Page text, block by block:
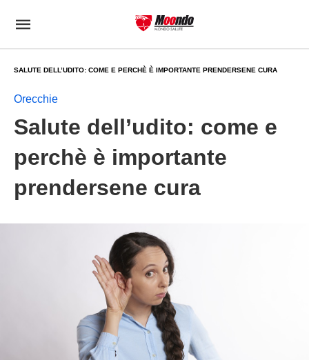
SALUTE DELL’UDITO: COME E PERCHÈ È IMPORTANTE PRENDERSENE CURA
Orecchie
Salute dell’udito: come e
perchè è importante
prendersene cura